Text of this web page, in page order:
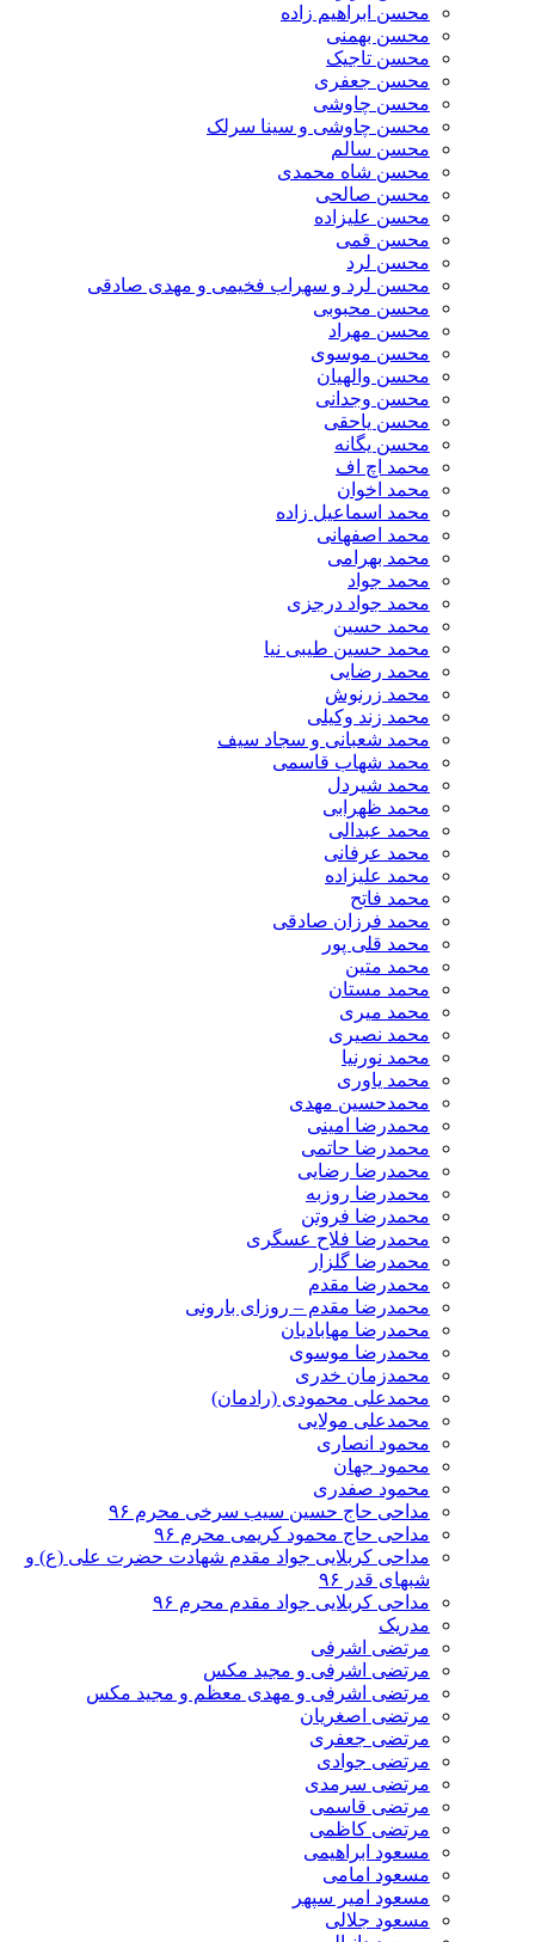
محسن ابراهیم زاده
محسن بهمنی
محسن تاجیک
محسن جعفری
محسن چاوشی
محسن چاوشی و سینا سرلک
محسن سالم
محسن شاه محمدی
محسن صالحی
محسن علیزاده
محسن قمی
محسن لرد
محسن لرد و سهراب فخیمی و مهدی صادقی
محسن محبوبی
محسن مهراد
محسن موسوی
محسن والهیان
محسن وجدانی
محسن یاحقی
محسن یگانه
محمد اچ اف
محمد اخوان
محمد اسماعیل زاده
محمد اصفهانی
محمد بهرامی
محمد جواد
محمد جواد درجزی
محمد حسین
محمد حسین طیبی نیا
محمد رضایی
محمد زرنوش
محمد زند وکیلی
محمد شعبانی و سجاد سیف
محمد شهاب قاسمی
​محمد شیردل
محمد ظهرابی
محمد عبدالی
محمد عرفانی
محمد علیزاده
محمد فاتح
محمد فرزان صادقی
محمد قلی پور
محمد متین
محمد مستان
محمد میری
محمد نصیری
محمد نورنیا
محمد یاوری
محمدحسین مهدی
محمدرضا امینی
محمدرضا حاتمی
محمدرضا رضایی
محمدرضا روزبه
محمدرضا فروتن
محمدرضا فلاح عسگری
محمدرضا گلزار
محمدرضا مقدم
محمدرضا مقدم – روزای بارونی
محمدرضا مهابادیان
محمدرضا موسوی
محمدزمان خدری
محمدعلی محمودی (رادمان)
محمدعلی مولایی
محمود انصاری
محمود جهان
محمود صفدری
مداحی حاج حسین سیب سرخی محرم ۹۶
مداحی حاج محمود کریمی محرم ۹۶
مداحی کربلایی جواد مقدم شهادت حضرت علی (ع) و
شبهای قدر ۹۶
مداحی کربلایی جواد مقدم محرم ۹۶
مدریک
مرتضی اشرفی
مرتضی اشرفی و مجید مکس
مرتضی اشرفی و مهدی معظم و مجید مکس
مرتضی اصغریان
مرتضی جعفری
مرتضی جوادی
مرتضی سرمدی
مرتضی قاسمی
مرتضی کاظمی
مسعود ابراهیمی
مسعود امامی
مسعود امیر سپهر
مسعود جلالی